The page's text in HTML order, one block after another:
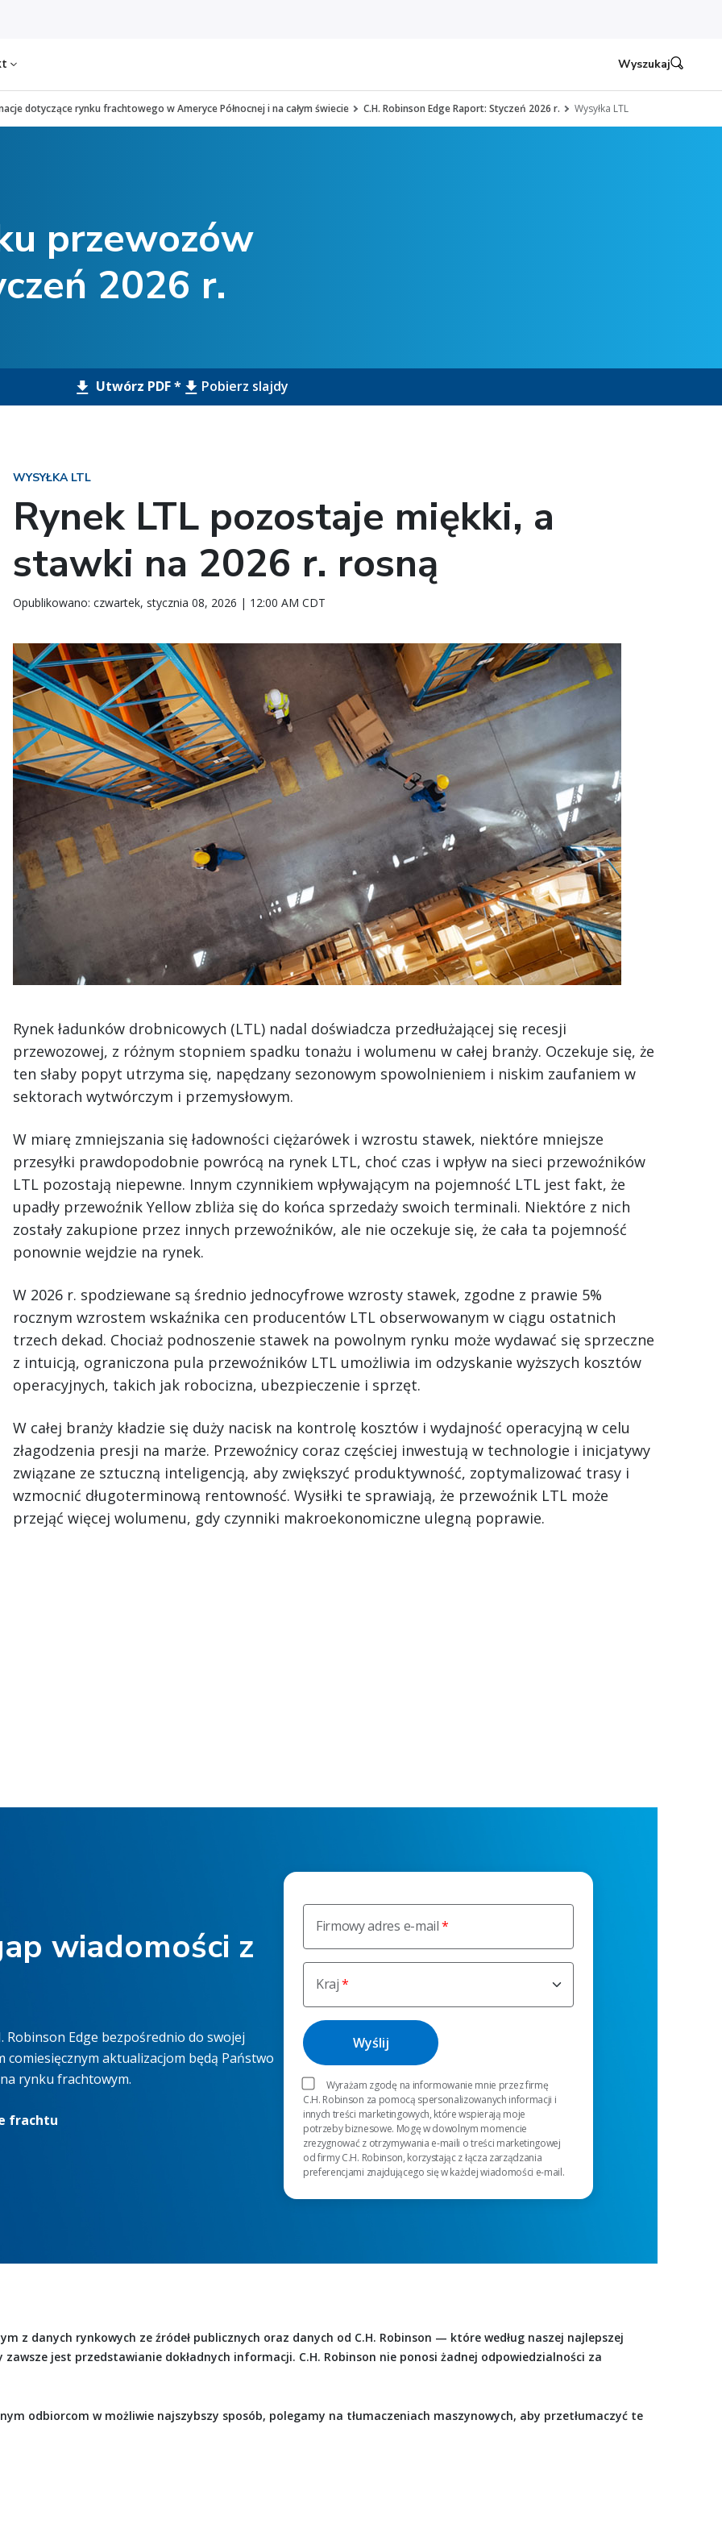
Wyszukaj
dotyczące rynku frachtowego w Ameryce Północnej i na całym świecie C.H. Robinson Edge Raport: Styczeń 2026 r. Wysyłka LTL
przewozów
2026 r.
Utwórz PDF * Pobierz slajdy
WYSYŁKA LTL
Rynek LTL pozostaje miękki, a
stawki na 2026 r. rosną
Opublikowano: czwartek, stycznia 08, 2026 | 12:00 AM CDT
Rynek ładunków drobnicowych (LTL) nadal doświadcza przedłużającej się recesji
przewozowej, z różnym stopniem spadku tonażu i wolumenu w całej branży. Oczekuje się, że
ten słaby popyt utrzyma się, napędzany sezonowym spowolnieniem i niskim zaufaniem w
sektorach wytwórczym i przemysłowym.
W miarę zmniejszania się ładowności ciężarówek i wzrostu stawek, niektóre mniejsze
przesyłki prawdopodobnie powrócą na rynek LTL, choć czas i wpływ na sieci przewoźników
LTL pozostają niepewne. Innym czynnikiem wpływającym na pojemność LTL jest fakt, że
upadły przewoźnik Yellow zbliża się do końca sprzedaży swoich terminali. Niektóre z nich
zostały zakupione przez innych przewoźników, ale nie oczekuje się, że cała ta pojemność
ponownie wejdzie na rynek.
W 2026 r. spodziewane są średnio jednocyfrowe wzrosty stawek, zgodne z prawie 5%
rocznym wzrostem wskaźnika cen producentów LTL obserwowanym w ciągu ostatnich
trzech dekad. Chociaż podnoszenie stawek na powolnym rynku może wydawać się sprzeczne
z intuicją, ograniczona pula przewoźników LTL umożliwia im odzyskanie wyższych kosztów
operacyjnych, takich jak robocizna, ubezpieczenie i sprzęt.
W całej branży kładzie się duży nacisk na kontrolę kosztów i wydajność operacyjną w celu
złagodzenia presji na marże. Przewoźnicy coraz częściej inwestują w technologie i inicjatywy
związane ze sztuczną inteligencją, aby zwiększyć produktywność, zoptymalizować trasy i
wzmocnić długoterminową rentowność. Wysiłki te sprawiają, że przewoźnik LTL może
przejąć więcej wolumenu, gdy czynniki makroekonomiczne ulegną poprawie.
Firmowy adres e-mail
Kraj
Wyrażam zgodę na informowanie mnie przez firmę
C.H. Robinson za pomocą spersonalizowanych informacji i
innych treści marketingowych, które wspierają moje
potrzeby biznesowe. Mogę w dowolnym momencie
zrezygnować z otrzymywania e-maili o treści marketingowej
od firmy C.H. Robinson, korzystając z łącza zarządzania
preferencjami znajdującego się w każdej wiadomości e-mail.
wiadomości z
Edge bezpośrednio do swojej
aktualizacjom będą Państwo
rynku frachtowym.
frachtu
z danych rynkowych ze źródeł publicznych oraz danych od C.H. Robinson — które według naszej najlepszej
jest przedstawianie dokładnych informacji. C.H. Robinson nie ponosi żadnej odpowiedzialności za
odbiorcom w możliwie najszybszy sposób, polegamy na tłumaczeniach maszynowych, aby przetłumaczyć te